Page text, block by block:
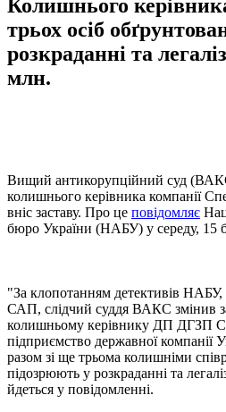
Колишнього
трьох осіб
розкраданні та
млн.
Вищий антикорупційний суд
колишнього керівника компанії
вніс заставу. Про це повідомляє
бюро України (НАБУ) у середу, 15
"За клопотанням детективів
САП, слідчий суддя ВАКС змінив
колишньому керівнику ДП ДГЗП
підприємство державної компанії
разом зі ще трьома колишніми
підозрюють у розкраданні та
йдеться у повідомленні.